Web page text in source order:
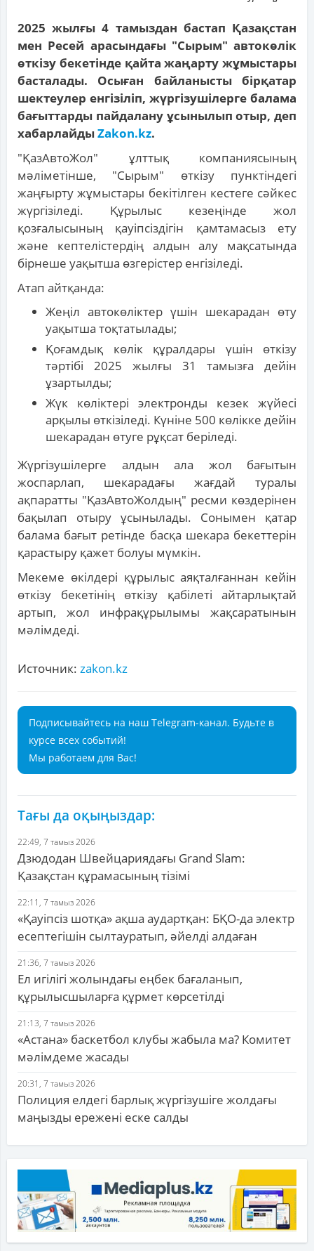
2025 жылғы 4 тамыздан бастап Қазақстан
мен Ресей арасындағы "Сырым" автокөлік
өткізу бекетінде қайта жаңарту жұмыстары
басталады. Осыған байланысты бірқатар
шектеулер енгізіліп, жүргізушілерге балама
бағыттарды пайдалану ұсынылып отыр, деп
хабарлайдыZakon.kz.
"ҚазАвтоЖол" ұлттық компаниясының
мәліметінше, "Сырым" өткізу пунктіндегі
жаңғырту жұмыстары бекітілген кестеге сәйкес
жүргізіледі. Құрылыс кезеңінде жол
қозғалысының қауіпсіздігін қамтамасыз ету
және кептелістердің алдын алу мақсатында
бірнеше уақытша өзгерістер енгізіледі.
Атап айтқанда:
Жеңіл автокөліктер үшін шекарадан өту
уақытша тоқтатылады;
Қоғамдық көлік құралдары үшін өткізу
тәртібі 2025 жылғы 31 тамызға дейін
ұзартылды;
Жүк көліктері электронды кезек жүйесі
арқылы өткізіледі. Күніне 500 көлікке дейін
шекарадан өтуге рұқсат беріледі.
Жүргізушілерге алдын ала жол бағытын
жоспарлап, шекарадағы жағдай туралы
ақпаратты "ҚазАвтоЖолдың" ресми көздерінен
бақылап отыру ұсынылады. Сонымен қатар
балама бағыт ретінде басқа шекара бекеттерін
қарастыру қажет болуы мүмкін.
Мекеме өкілдері құрылыс аяқталғаннан кейін
өткізу бекетінің өткізу қабілеті айтарлықтай
артып, жол инфрақұрылымы жақсаратынын
мәлімдеді.
Источник: zakon.kz
Подписывайтесь на наш Telegram-канал. Будьте в
курсе всех событий!
Мы работаем для Вас!
Тағы да оқыңыздар:
22:49, 7 тамыз 2026
Дзюдодан Швейцариядағы Grand Slam:
Қазақстан құрамасының тізімі
22:11, 7 тамыз 2026
«Қауіпсіз шотқа» ақша аудартқан: БҚО-да электр
есептегішін сылтауратып, әйелді алдаған
21:36, 7 тамыз 2026
Ел игілігі жолындағы еңбек бағаланып,
құрылысшыларға құрмет көрсетілді
21:13, 7 тамыз 2026
«Астана» баскетбол клубы жабыла ма? Комитет
мәлімдеме жасады
20:31, 7 тамыз 2026
Полиция елдегі барлық жүргізушіге жолдағы
маңызды ережені еске салды